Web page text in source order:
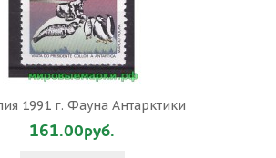
1991 г. Фауна Антарктики
161.00руб.